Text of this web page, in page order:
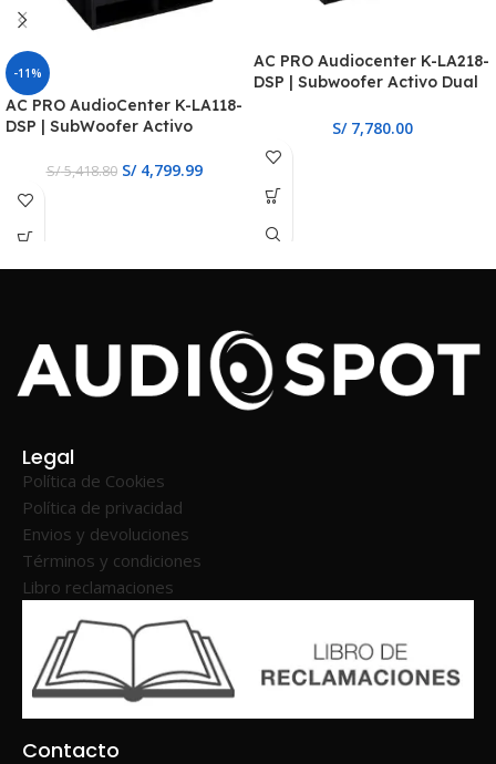
-11%
AC PRO AudioCenter K-LA118-
DSP | SubWoofer Activo
S/5,418.80 S/4,799.99
AC PRO Audiocenter K-LA218-
DSP | Subwoofer Activo Dual
S/7,780.00
Legal
Política de Cookies
Política de privacidad
Envios y devoluciones
Términos y condiciones
Libro reclamaciones
Contacto